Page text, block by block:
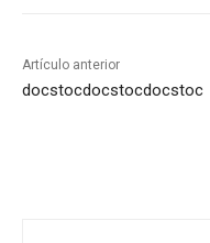
Artículo anterior
docstocdocstocdocstoc